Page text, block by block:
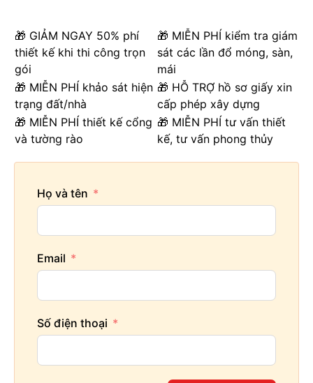
🎁 GIẢM NGAY 50% phí
thiết kế khi thi công trọn
gói
🎁 MIỄN PHÍ kiểm tra giám
sát các lần đổ móng, sàn,
mái
🎁 MIỄN PHÍ khảo sát hiện
trạng đất/nhà
🎁 HỖ TRỢ hồ sơ giấy xin
cấp phép xây dựng
🎁 MIỄN PHÍ thiết kế cổng
và tường rào
🎁 MIỄN PHÍ tư vấn thiết
kế, tư vấn phong thủy
Họ và tên
Email
Số điện thoại